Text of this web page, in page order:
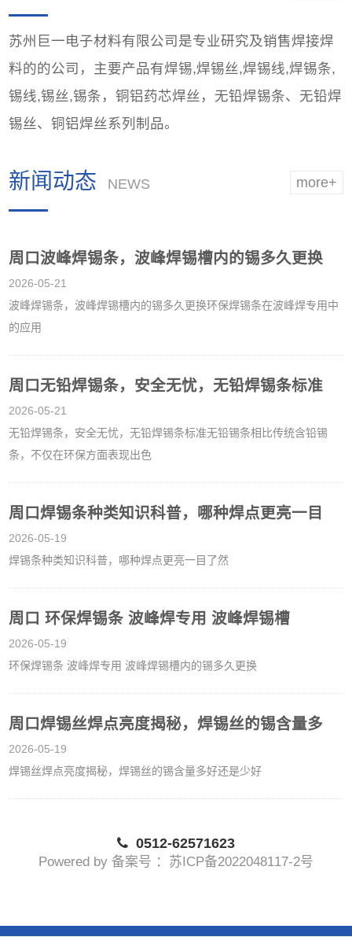
苏州巨一电子材料有限公司是专业研究及销售焊接焊
料的的公司，主要产品有焊锡,焊锡丝,焊锡线,焊锡条,
锡线,锡丝,锡条，铜铝药芯焊丝，无铅焊锡条、无铅焊
锡丝、铜铝焊丝系列制品。
more+
新闻动态 NEWS
周口波峰焊锡条，波峰焊锡槽内的锡多久更换
2026-05-21
波峰焊锡条，波峰焊锡槽内的锡多久更换环保焊锡条在波峰焊专用中
的应用
周口无铅焊锡条，安全无忧，无铅焊锡条标准
2026-05-21
无铅焊锡条，安全无忧，无铅焊锡条标准无铅锡条相比传统含铅锡
条，不仅在环保方面表现出色
周口焊锡条种类知识科普，哪种焊点更亮一目
2026-05-19
焊锡条种类知识科普，哪种焊点更亮一目了然
周口 环保焊锡条 波峰焊专用 波峰焊锡槽
2026-05-19
环保焊锡条 波峰焊专用 波峰焊锡槽内的锡多久更换
周口焊锡丝焊点亮度揭秘，焊锡丝的锡含量多
2026-05-19
焊锡丝焊点亮度揭秘，焊锡丝的锡含量多好还是少好
0512-62571623
Powered by 备案号 ：苏ICP备2022048117-2号